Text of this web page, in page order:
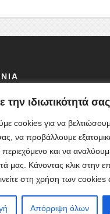
την ιδιωτικότητά σας
cookies για να
να προβάλλουμε
περιεχόμενο και να
μας. Κάνοντας κλικ στην
στη χρήση των cookies
Απόρριψη όλων
10 Τ.Κ 10678